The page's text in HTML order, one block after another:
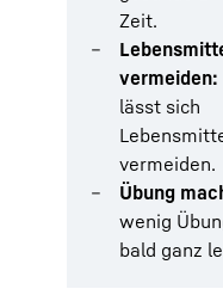
Zeit.
vermeiden:
lässt sich
vermeiden.
Übung
wenig
bald ganz